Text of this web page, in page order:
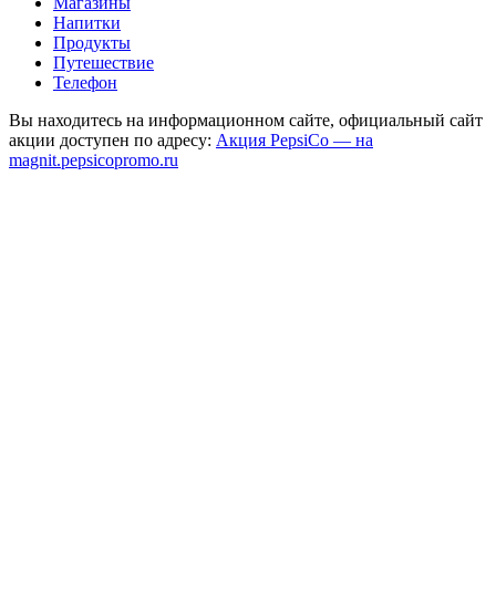
Напитки
Продукты
Путешествие
Телефон
Вы находитесь на информационном сайте, официальный сайт
акции доступен по адресу: Акция PepsiCo — на
magnit.pepsicopromo.ru